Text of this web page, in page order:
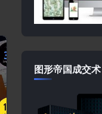
图形帝国成交术